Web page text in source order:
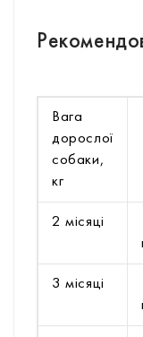
Вага
дорослої
собаки,
кг
2 місяці
3 місяці